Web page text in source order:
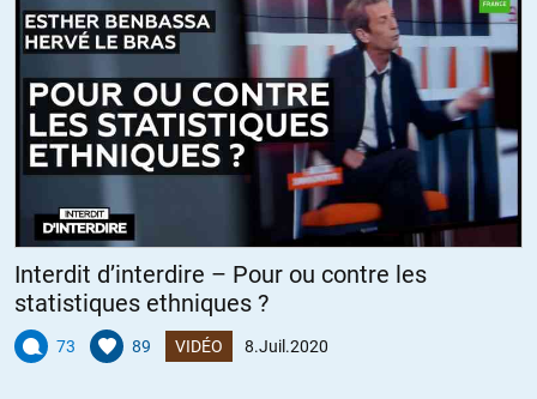
nécessiteront pas d’hospitalisation, ou avant l’hospitalisation
chez ceux qui en auront besoin), en étudiant son évolution
clinique chez des patients vus en consultation de soins primaires
en France métropolitaine.
Objectifs secondaires :- étudier l’évolution virologique de la
maladie COVID-19 ; – décrire la prise en charge des patients
COVID-19 (traitements, consultations, procédures de soins
prescrites) ; – identifier les facteurs de risque associés à
l’aggravation de l’état de santé des patients COVID-19 ; –
présentant une infection respiratoire aiguë (IRA) en fonction de la
confirmation ou non d’une infection due au SARS-CoV-2 (COVID-
19).
…
Interdit d’interdire – Pour ou contre les
statistiques ethniques ?
73 89 VIDÉO 8.Juil.2020